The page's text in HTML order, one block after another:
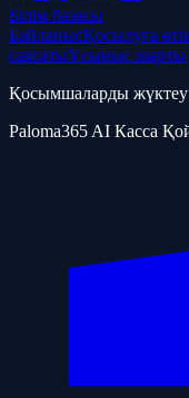
Білім базасы
БайланысҚосылуға
саясатыҰсыныс шарты
Қосымшаларды жүктеу
Paloma365 AI Касса